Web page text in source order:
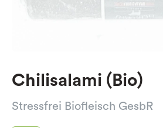
Chilisalami (Bio)
Stressfrei Biofleisch GesbR